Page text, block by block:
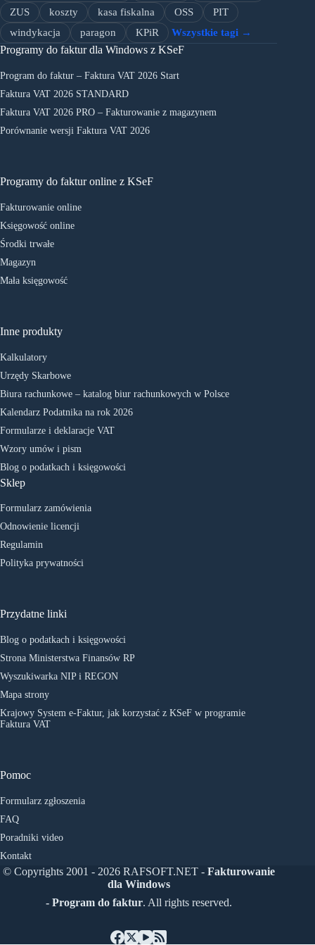
ZUS
koszty kasa fiskalna OSS
PIT
windykacja
paragon KPiR Wszystkie tagi →
Programy do faktur dla Windows z KSeF
Program do faktur – Faktura VAT 2026 Start
Faktura VAT 2026 STANDARD
Faktura VAT 2026 PRO – Fakturowanie z magazynem
Porównanie wersji Faktura VAT 2026
Programy do faktur online z KSeF
Fakturowanie online
Księgowość online
Środki trwałe
Magazyn
Mała księgowość
Inne produkty
Kalkulatory
Urzędy Skarbowe
Biura rachunkowe – katalog biur rachunkowych w Polsce
Kalendarz Podatnika na rok 2026
Formularze i deklaracje VAT
Wzory umów i pism
Blog o podatkach i księgowości
Sklep
Formularz zamówienia
Odnowienie licencji
Regulamin
Polityka prywatności
Przydatne linki
Blog o podatkach i księgowości
Strona Ministerstwa Finansów RP
Wyszukiwarka NIP i REGON
Mapa strony
Krajowy System e-Faktur, jak korzystać z KSeF w programie
Faktura VAT
Pomoc
Formularz zgłoszenia
FAQ
Poradniki video
Kontakt
© Copyrights 2001 - 2026 RAFSOFT.NET - Fakturowanie
dla Windows
- Program do faktur. All rights reserved.